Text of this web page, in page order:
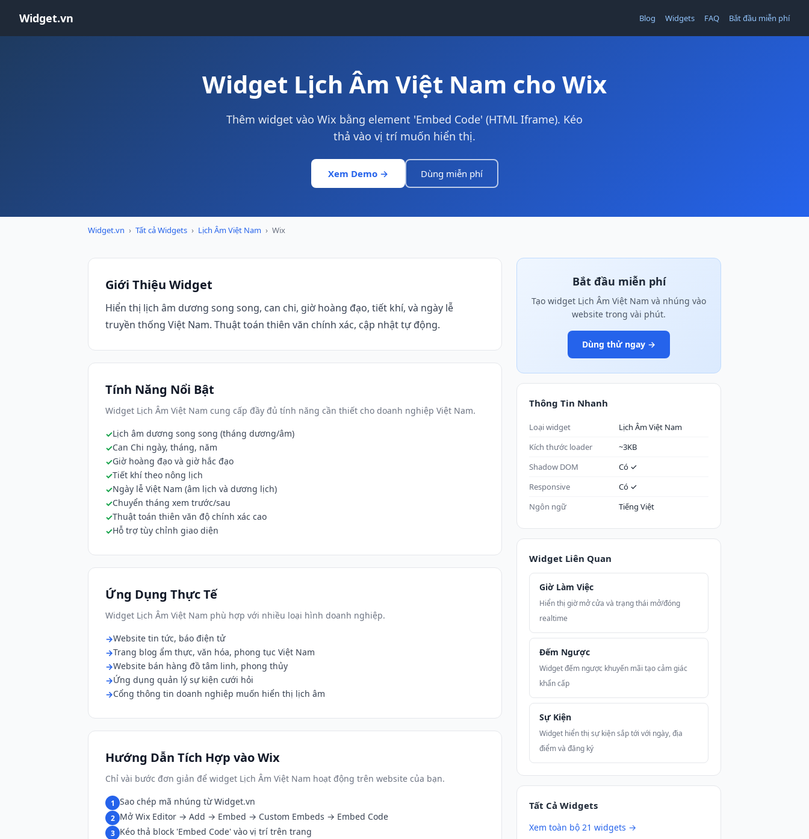
Widget.vn Blog Widgets FAQ Bắt đầu miễn phí
Widget Lịch Âm Việt Nam cho Wix
Thêm widget vào Wix bằng element 'Embed Code' (HTML Iframe). Kéo
thả vào vị trí muốn hiển thị.
Xem Demo → Dùng miễn phí
Widget.vn › Tất cả Widgets › Lịch Âm Việt Nam › Wix
Giới Thiệu Widget
Hiển thị lịch âm dương song song, can chi, giờ hoàng đạo, tiết khí, và ngày lễ
truyền thống Việt Nam. Thuật toán thiên văn chính xác, cập nhật tự động.
Tính Năng Nổi Bật
Widget Lịch Âm Việt Nam cung cấp đầy đủ tính năng cần thiết cho doanh nghiệp Việt Nam.
Lịch âm dương song song (tháng dương/âm)
Can Chi ngày, tháng, năm
Giờ hoàng đạo và giờ hắc đạo
Tiết khí theo nông lịch
Ngày lễ Việt Nam (âm lịch và dương lịch)
Chuyển tháng xem trước/sau
Thuật toán thiên văn độ chính xác cao
Hỗ trợ tùy chỉnh giao diện
Ứng Dụng Thực Tế
Widget Lịch Âm Việt Nam phù hợp với nhiều loại hình doanh nghiệp.
Website tin tức, báo điện tử
Trang blog ẩm thực, văn hóa, phong tục Việt Nam
Website bán hàng đồ tâm linh, phong thủy
Ứng dụng quản lý sự kiện cưới hỏi
Cổng thông tin doanh nghiệp muốn hiển thị lịch âm
Hướng Dẫn Tích Hợp vào Wix
Chỉ vài bước đơn giản để widget Lịch Âm Việt Nam hoạt động trên website của bạn.
1 Sao chép mã nhúng từ Widget.vn
2 Mở Wix Editor → Add → Embed → Custom Embeds → Embed Code
3 Kéo thả block 'Embed Code' vào vị trí trên trang
Bắt đầu miễn phí
Tạo widget Lịch Âm Việt Nam và nhúng vào
website trong vài phút.
Dùng thử ngay →
Thông Tin Nhanh
Loại widget
Lịch Âm Việt Nam
Kích thước loader
~3KB
Shadow DOM
Có ✓
Responsive
Có ✓
Ngôn ngữ
Tiếng Việt
Widget Liên Quan
Giờ Làm Việc
Hiển thị giờ mở cửa và trạng thái mở/đóng
realtime
Đếm Ngược
Widget đếm ngược khuyến mãi tạo cảm giác
khẩn cấp
Sự Kiện
Widget hiển thị sự kiện sắp tới với ngày, địa
điểm và đăng ký
Tất Cả Widgets
Xem toàn bộ 21 widgets →